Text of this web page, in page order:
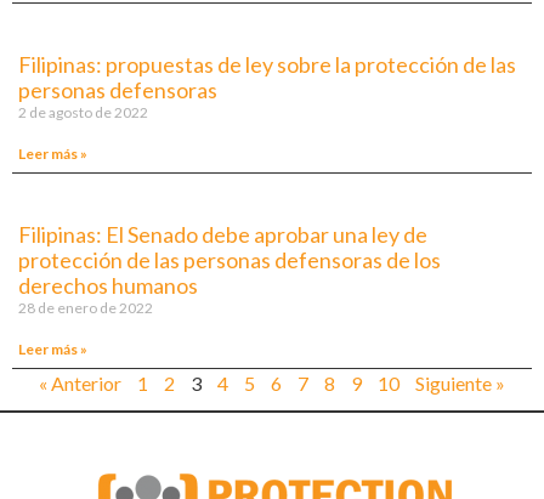
Filipinas: propuestas de ley sobre la protección de las
personas defensoras
2 de agosto de 2022
Leer más »
Filipinas: El Senado debe aprobar una ley de
protección de las personas defensoras de los
derechos humanos
28 de enero de 2022
Leer más »
« Anterior 1 2 3 4 5 6 7 8 9 10 Siguiente »